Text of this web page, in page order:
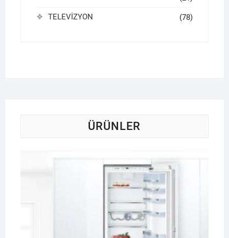
TELEVİZYON (78)
ÜRÜNLER